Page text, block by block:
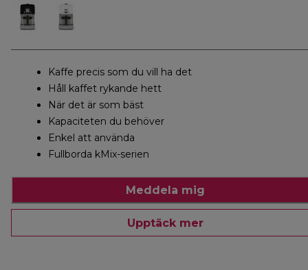
Kaffe precis som du vill ha det
Håll kaffet rykande hett
När det är som bäst
Kapaciteten du behöver
Enkel att använda
Fullborda kMix-serien
Meddela mig
Upptäck mer